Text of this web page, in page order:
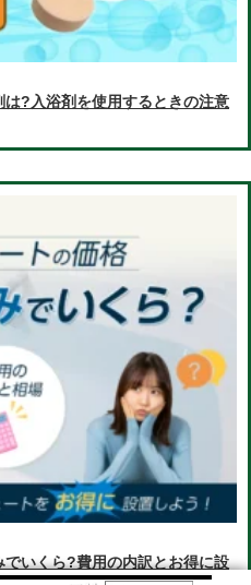
?入浴剤を使用するときの注意
いくら?費用の内訳とお得に設